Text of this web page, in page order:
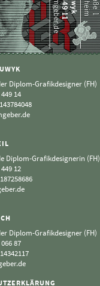
Diplom-Grafikdesigner (FH)
14
Diplom-Grafikdesignerin (FH)
12
Diplom-Grafikdesigner (FH)
87